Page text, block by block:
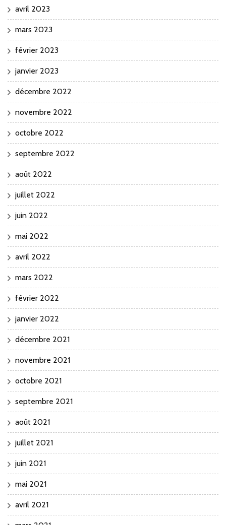
avril 2023
mars 2023
février 2023
janvier 2023
décembre 2022
novembre 2022
octobre 2022
septembre 2022
août 2022
juillet 2022
juin 2022
mai 2022
avril 2022
mars 2022
février 2022
janvier 2022
décembre 2021
novembre 2021
octobre 2021
septembre 2021
août 2021
juillet 2021
juin 2021
mai 2021
avril 2021